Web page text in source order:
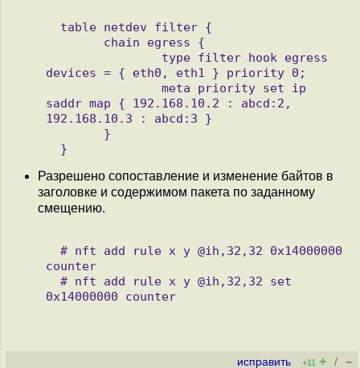
devices = { eth0, eth1 } priority 0;
saddr map { 192.168.10.2 : abcd:2,
192.168.10.3 : abcd:3 }
Разрешено сопоставление и изменение байтов в
заголовке и содержимом пакета по заданному
смещению.
counter
исправить +11 + / –